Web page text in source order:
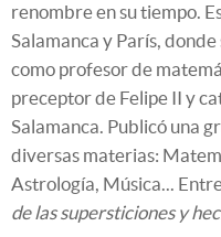
renombre en su tiempo.
Salamanca y París,
como profesor de
preceptor de Felipe II y
Salamanca. Publicó una
diversas materias:
Astrología, Música...
de las supersticiones y